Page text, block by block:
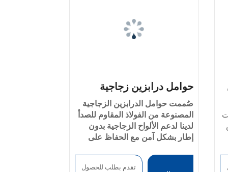
حوامل درابزين زجاجية
صُممت حوامل الدرابزين الزجاجية
المصنوعة من الفولاذ المقاوم للصدأ
لدينا لدعم الألواح الزجاجية بدون
إطار بشكل آمن مع الحفاظ على
الأقواس دعامة قوية ومقاومة
خيارات المواد: فولاذ مقاوم للصدأ
تقدم بطلب للحصول